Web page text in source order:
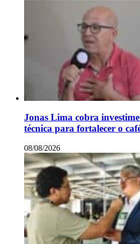
Jonas Lima cobra
técnica para fortalecer o
08/08/2026